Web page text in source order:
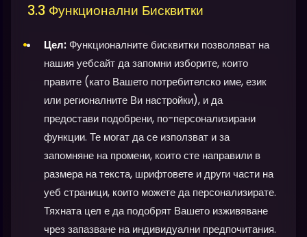
3.3 Функционални Бисквитки
Цел:Функционалните бисквитки позволяват на
нашия уебсайт да запомни изборите, които
правите (като Вашето потребителско име, език
или регионалните Ви настройки), и да
предостави подобрени, по-персонализирани
функции. Те могат да се използват и за
запомняне на промени, които сте направили в
размера на текста, шрифтовете и други части на
уеб страници, които можете да персонализирате.
Тяхната цел е да подобрят Вашето изживяване
чрез запазване на индивидуални предпочитания.